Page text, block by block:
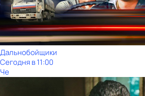
Дальнобойщики
Сегодня в 11:00
Че